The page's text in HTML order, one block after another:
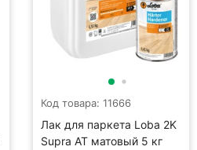
Код товара: 11666
Лак для паркета Loba 2K
Supra AT матовый 5 кг